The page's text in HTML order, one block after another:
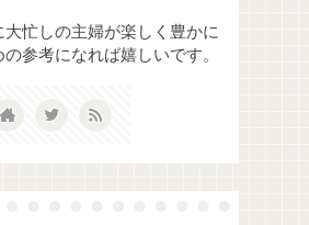
忙しの主婦が楽しく豊かに
参考になれば嬉しいです。